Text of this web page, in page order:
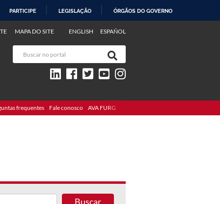
PARTICIPE LEGISLAÇÃO ÓRGÃOS DO GOVERNO
ENGLISH ESPAÑOL
MAPA DO SITE
frequentes Fale conosco AVA FURG
Buscar